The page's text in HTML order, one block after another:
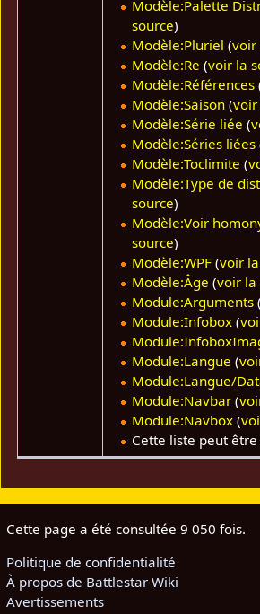
Modèle:Palette
source)
Modèle:Pluriel (voir
Modèle:Re (voir la
Modèle:Références
Modèle:Saison (voir
Modèle:Série liée (
Modèle:Séries liées
Modèle:Toclimite (
Modèle:Type de
source)
Modèle:Voir
source)
Modèle:WPF (voir
Modèle:Âge (voir la
Module:Arguments
Module:Infobox (
Module:Langue (
Module:Langue/
Module:Navbar (
Module:Navbox (
Cette liste peut
Cette page a été consultée 9 050 fois.
Politique de confidentialité
À propos de Battlestar Wiki
Avertissements